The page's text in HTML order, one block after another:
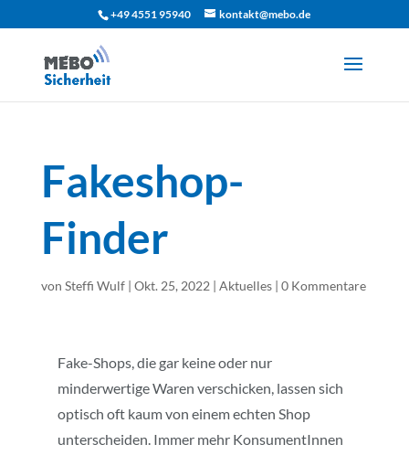
+49 4551 95940 kontakt@mebo.de
Fakeshop-
Finder
von Steffi Wulf| Okt. 25, 2022 | Aktuelles| 0 Kommentare
Fake-Shops, die gar keine oder nur
minderwertige Waren verschicken, lassen sich
optisch oft kaum von einem echten Shop
unterscheiden. Immer mehr KonsumentInnen